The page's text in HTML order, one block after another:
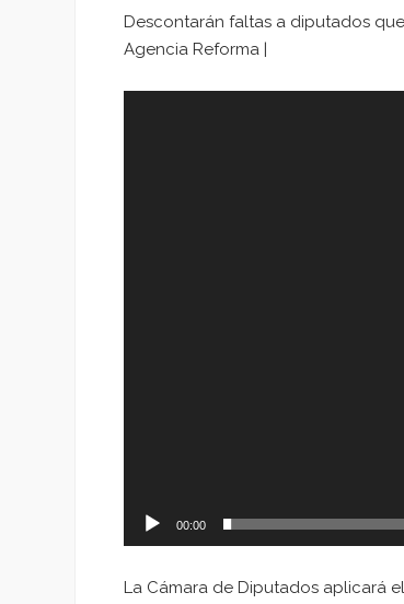
Descontarán faltas a diputados
Agencia Reforma |
00:00
La Cámara de Diputados aplicará